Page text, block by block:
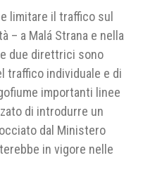
limitare il traffico sul
– a Malá Strana e nella
due direttrici sono
traffico individuale e di
importanti linee
di introdurre un
dal Ministero
in vigore nelle